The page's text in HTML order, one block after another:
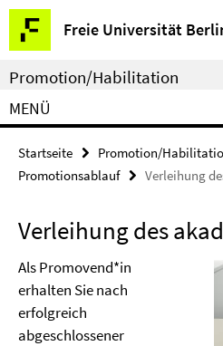
Springe
direkt
zu
Inhalt
Freie Universität
Service-
Navigation
Promotion/Habilitation
MENÜ
Startseite Promotion/
Promotionsablauf
Verleihung
Verleihung des
Als Promovend*in
erhalten Sie nach
erfolgreich
abgeschlossener